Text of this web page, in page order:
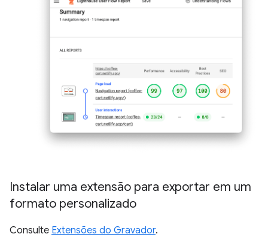
Instalar uma extensão para exportar em um
formato personalizado
Consulte Extensões do Gravador.